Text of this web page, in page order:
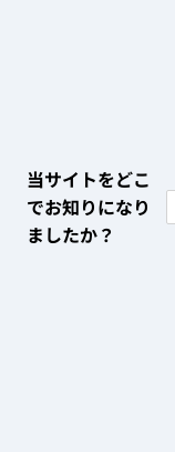
当サイトをどこ
でお知りになり
ましたか？